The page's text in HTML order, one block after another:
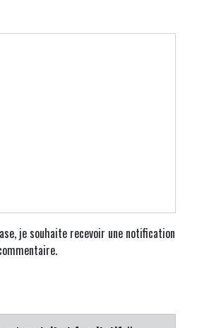
je souhaite recevoir une notification